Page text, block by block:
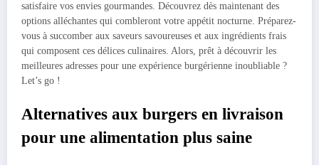
satisfaire vos envies gourmandes. Découvrez dès maintenant des
options alléchantes qui combleront votre appétit nocturne. Préparez-
vous à succomber aux saveurs savoureuses et aux ingrédients frais
qui composent ces délices culinaires. Alors, prêt à découvrir les
meilleures adresses pour une expérience burgérienne inoubliable ?
Let’s go !
Alternatives aux burgers en livraison
pour une alimentation plus saine